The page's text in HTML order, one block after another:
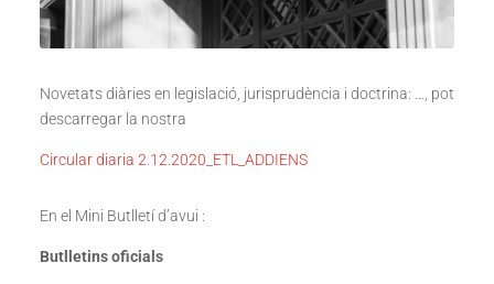
Novetats diàries en legislació, jurisprudència i doctrina: …, pot
descarregar la nostra
Circular diaria 2.12.2020_ETL_ADDIENS
En el Mini Butlletí d’avui :
Butlletins oficials